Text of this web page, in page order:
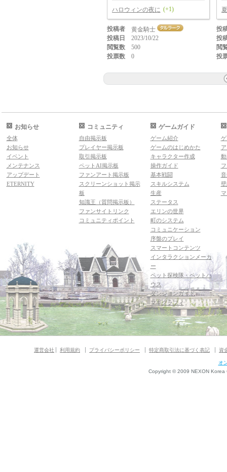
ハロウィンの夜に (+1)
投稿者
黄金騎士
投稿日
2023/10/22
閲覧数
500
投票数
0
投
投
閲
投
お知らせ
全体
お知らせ
イベント
メンテナンス
アップデート
ETERNITY
コミュニティ
自由掲示板
プレイヤー掲示板
取引掲示板
ペットAI掲示板
ファンアート掲示板
スクリーンショット掲示
板
知識王（質問掲示板）
ファンサイトリンク
コミュニティポイント
ゲームガイド
ゲーム紹介
ゲームのはじめかた
キャラクター作成
操作ガイド
基本戦闘
スキルシステム
生産
ステータス
エリンの世界
町のシステム
コミュニケーション
序盤のプレイ
スマートコンテンツ
インタラクションメーカ
ー
ペット探検隊・ペットハ
ウス
ダンジョンガイド
マギグラフィ
運営会社 利用規約 プライバシーポリシー 特定商取引法に基づく表記 資
オ
Copyright © 2009 NEXON Korea